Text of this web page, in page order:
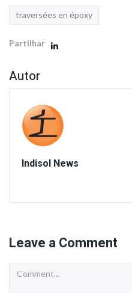
traversées en époxy
Partilhar
Autor
Indisol News
Leave a Comment